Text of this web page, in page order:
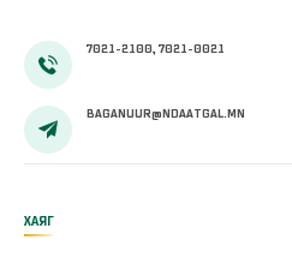
7021-2100, 7021-0021
BAGANUUR@NDAATGAL.MN
ХАЯГ